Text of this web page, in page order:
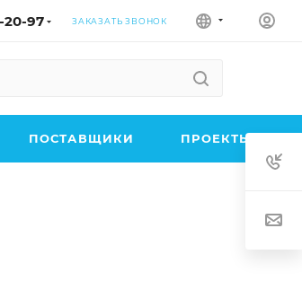
20-97 ЗАКАЗАТЬ ЗВОНОК
ПОСТАВЩИКИ ПРОЕКТЫ